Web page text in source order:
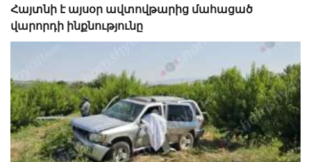
Հայտնի է այսօր ավտովթարից մահացած
վարորդի ինքնությունը